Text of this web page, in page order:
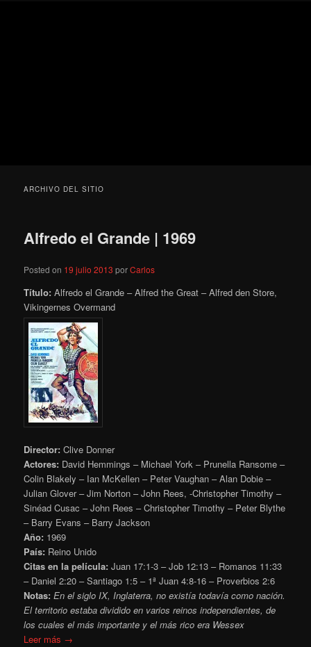
ARCHIVO DEL SITIO
Alfredo el Grande | 1969
Posted on 19 julio 2013 porCarlos
Título:Alfredo el Grande – Alfred the Great – Alfred den Store,
Vikingernes Overmand
Director: Clive Donner
Actores: David Hemmings – Michael York – Prunella Ransome –
Colin Blakely – Ian McKellen – Peter Vaughan – Alan Dobie –
Julian Glover – Jim Norton – John Rees, -Christopher Timothy –
Sinéad Cusac – John Rees – Christopher Timothy – Peter Blythe
– Barry Evans – Barry Jackson
Año: 1969
País: Reino Unido
Citas en la película: Juan 17:1-3 – Job 12:13 – Romanos 11:33
– Daniel 2:20 – Santiago 1:5 – 1ª Juan 4:8-16 – Proverbios 2:6
Notas: En el siglo IX, Inglaterra, no existía todavía como nación.
El territorio estaba dividido en varios reinos independientes, de
los cuales el más importante y el más rico era Wessex
Leer más →